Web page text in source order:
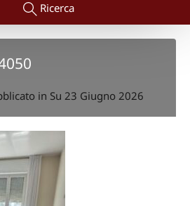
Ricerca
in Su 23 Giugno 2026